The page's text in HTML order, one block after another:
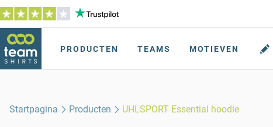
PRODUCTEN TEAMS MOTIEVEN
Startpagina Producten UHLSPORT Essential hoodie